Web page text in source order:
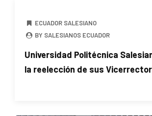
ECUADOR SALESIANO
BY SALESIANOS ECUADOR
Universidad Politécnica
la reelección de sus